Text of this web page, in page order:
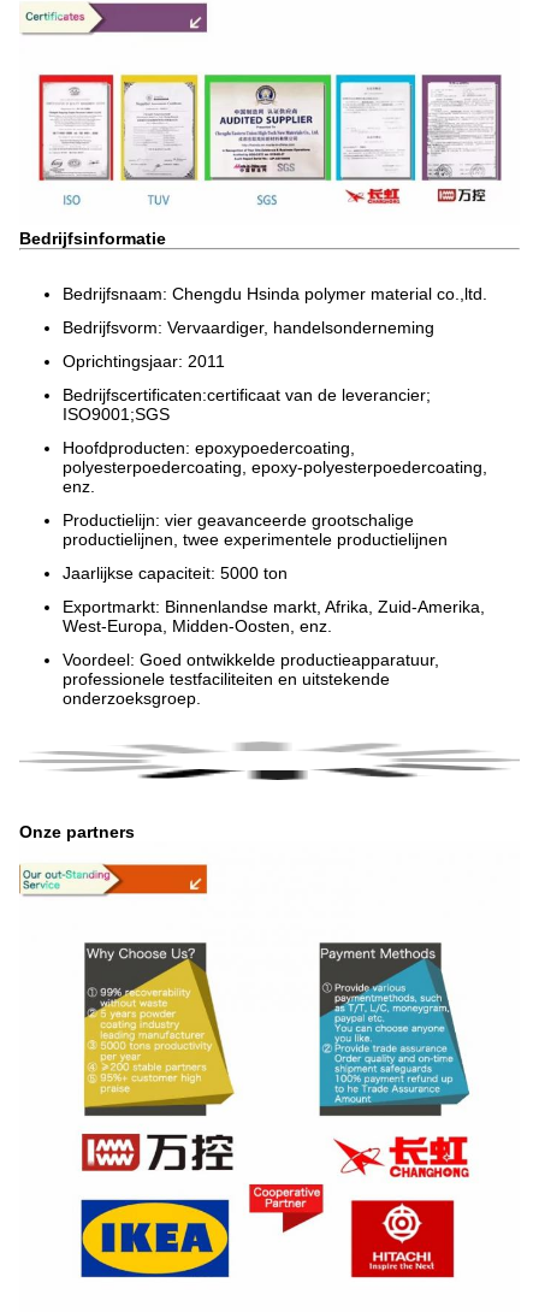
Bedrijfsinformatie
Bedrijfsnaam: Chengdu Hsinda polymer material co.,ltd.
Bedrijfsvorm: Vervaardiger, handelsonderneming
Oprichtingsjaar: 2011
Bedrijfscertificaten:certificaat van de leverancier;
ISO9001;SGS
Hoofdproducten: epoxypoedercoating,
polyesterpoedercoating, epoxy-polyesterpoedercoating,
enz.
Productielijn: vier geavanceerde grootschalige
productielijnen, twee experimentele productielijnen
Jaarlijkse capaciteit: 5000 ton
Exportmarkt: Binnenlandse markt, Afrika, Zuid-Amerika,
West-Europa, Midden-Oosten, enz.
Voordeel: Goed ontwikkelde productieapparatuur,
professionele testfaciliteiten en uitstekende
onderzoeksgroep.
Onze partners